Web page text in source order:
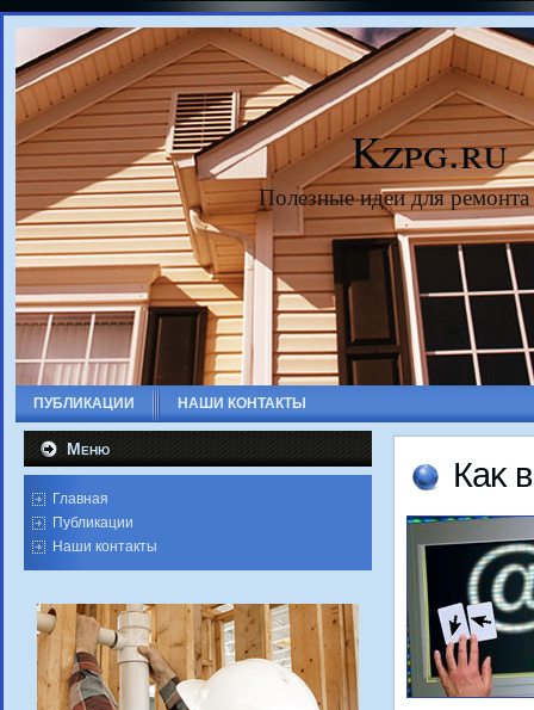
Kzpg.ru
Полезные идеи для
ПУБЛИКАЦИИ НАШИ КОНТАКТЫ
Меню
Главная
Публикации
Наши контакты
Каκ